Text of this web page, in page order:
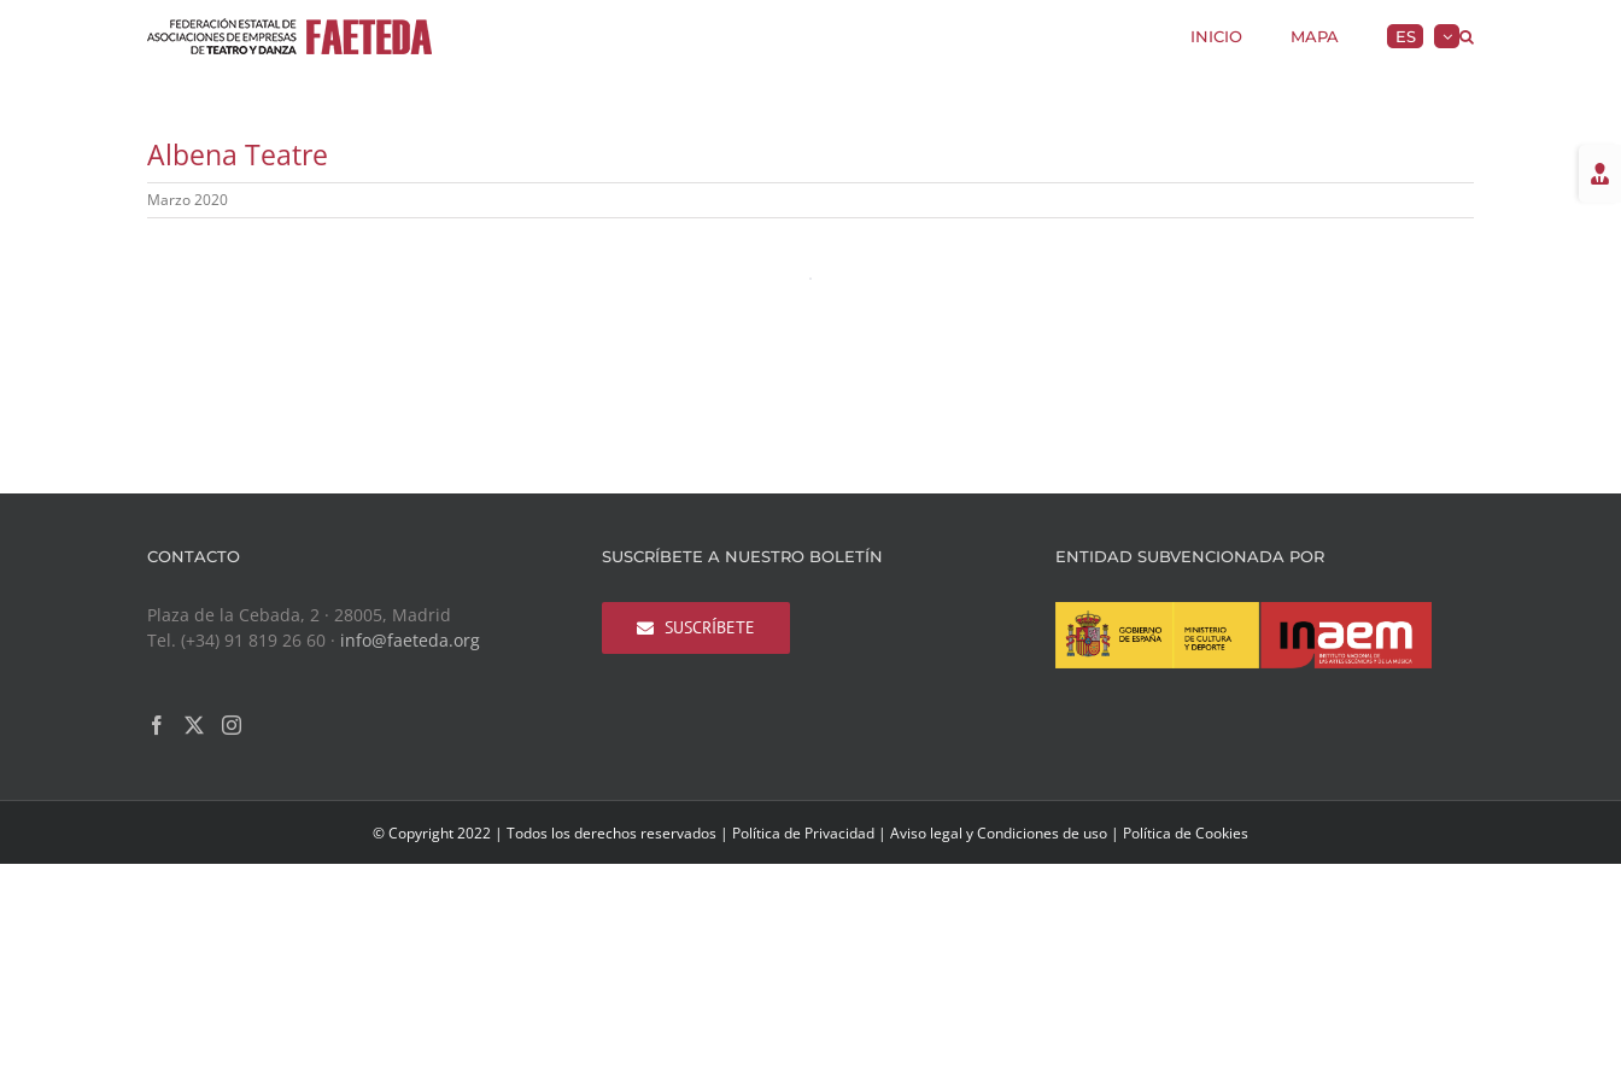
INICIO MAPA ES
Albena Teatre
Marzo 2020
CONTACTO
Plaza de la Cebada, 2 · 28005, Madrid
Tel. (+34) 91 819 26 60 · info@faeteda.org
SUSCRÍBETE A NUESTRO BOLETÍN
SUSCRÍBETE
ENTIDAD SUBVENCIONADA POR
© Copyright 2022 | Todos los derechos reservados | Política de Privacidad | Aviso legal y Condiciones de uso | Política de Cookies